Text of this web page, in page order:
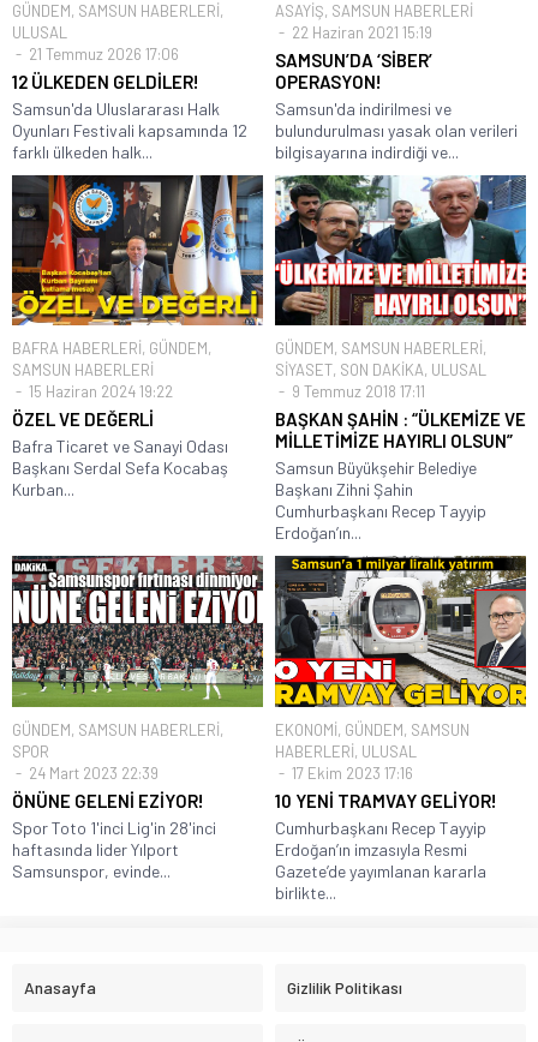
GÜNDEM, SAMSUN HABERLERİ,
ULUSAL
21 Temmuz 2026 17:06
12 ÜLKEDEN GELDİLER!
Samsun'da Uluslararası Halk
Oyunları Festivali kapsamında 12
farklı ülkeden halk...
ASAYİŞ, SAMSUN HABERLERİ
22 Haziran 2021 15:19
SAMSUN’DA ‘SİBER’
OPERASYON!
Samsun'da indirilmesi ve
bulundurulması yasak olan verileri
bilgisayarına indirdiği ve...
BAFRA HABERLERİ, GÜNDEM,
SAMSUN HABERLERİ
15 Haziran 2024 19:22
ÖZEL VE DEĞERLİ
Bafra Ticaret ve Sanayi Odası
Başkanı Serdal Sefa Kocabaş
Kurban...
GÜNDEM, SAMSUN HABERLERİ,
SİYASET, SON DAKİKA, ULUSAL
9 Temmuz 2018 17:11
BAŞKAN ŞAHİN : “ÜLKEMİZE VE
MİLLETİMİZE HAYIRLI OLSUN”
Samsun Büyükşehir Belediye
Başkanı Zihni Şahin
Cumhurbaşkanı Recep Tayyip
Erdoğan’ın...
GÜNDEM, SAMSUN HABERLERİ,
SPOR
24 Mart 2023 22:39
ÖNÜNE GELENİ EZİYOR!
Spor Toto 1'inci Lig'in 28'inci
haftasında lider Yılport
Samsunspor, evinde...
EKONOMİ, GÜNDEM, SAMSUN
HABERLERİ, ULUSAL
17 Ekim 2023 17:16
10 YENİ TRAMVAY GELİYOR!
Cumhurbaşkanı Recep Tayyip
Erdoğan’ın imzasıyla Resmi
Gazete’de yayımlanan kararla
birlikte...
Anasayfa Gizlilik Politikası